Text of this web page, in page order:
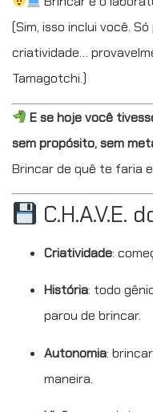
(Sim, isso inclui você.
criatividade…
Tamagotchi.)
E se hoje você
sem propósito, sem
Brincar de quê te faria
C.H.A.V.E.
Criatividade:
História: todo
parou de brincar.
Autonomia:
maneira.